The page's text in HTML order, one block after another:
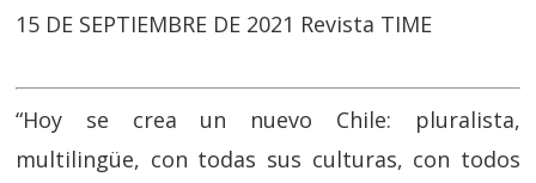
15 DE SEPTIEMBRE DE 2021 Revista TIME
“Hoy se crea un nuevo Chile: pluralista,
multilingüe, con todas sus culturas, con todos